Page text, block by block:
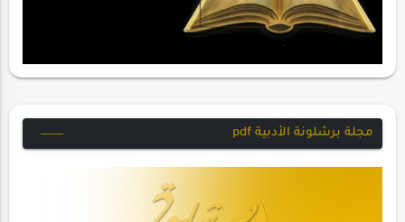
مجلة برشلونة الأدبية pdf